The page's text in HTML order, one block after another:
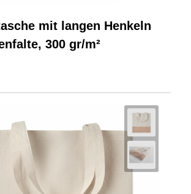
mit langen Henkeln
300 gr/m²